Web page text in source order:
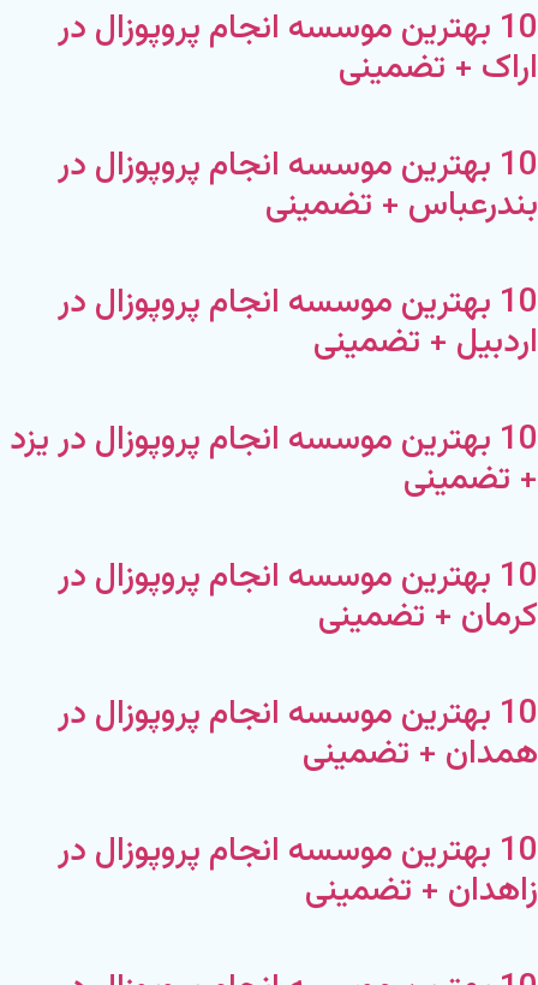
10 بهترین موسسه انجام پروپوزال در
اراک + تضمینی
10 بهترین موسسه انجام پروپوزال در
بندرعباس + تضمینی
10 بهترین موسسه انجام پروپوزال در
اردبیل + تضمینی
10 بهترین موسسه انجام پروپوزال در یزد
+ تضمینی
10 بهترین موسسه انجام پروپوزال در
کرمان + تضمینی
10 بهترین موسسه انجام پروپوزال در
همدان + تضمینی
10 بهترین موسسه انجام پروپوزال در
زاهدان + تضمینی